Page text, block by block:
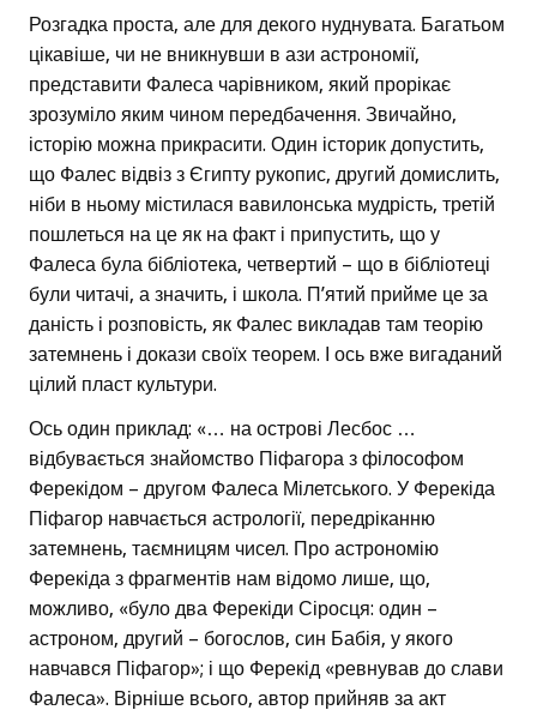
Розгадка проста, але для декого нуднувата. Багатьом
цікавіше, чи не вникнувши в ази астрономії,
представити Фалеса чарівником, який прорікає
зрозуміло яким чином передбачення. Звичайно,
історію можна прикрасити. Один історик допустить,
що Фалес відвіз з Єгипту рукопис, другий домислить,
ніби в ньому містилася вавилонська мудрість, третій
пошлеться на це як на факт і припустить, що у
Фалеса була бібліотека, четвертий – що в бібліотеці
були читачі, а значить, і школа. П’ятий прийме це за
даність і розповість, як Фалес викладав там теорію
затемнень і докази своїх теорем. І ось вже вигаданий
цілий пласт культури.
Ось один приклад: «… на острові Лесбос …
відбувається знайомство Піфагора з філософом
Ферекідом – другом Фалеса Мілетського. У Ферекіда
Піфагор навчається астрології, передріканню
затемнень, таємницям чисел. Про астрономію
Ферекіда з фрагментів нам відомо лише, що,
можливо, «було два Ферекіди Сіросця: один –
астроном, другий – богослов, син Бабія, у якого
навчався Піфагор»; і що Ферекід «ревнував до слави
Фалеса». Вірніше всього, автор прийняв за акт